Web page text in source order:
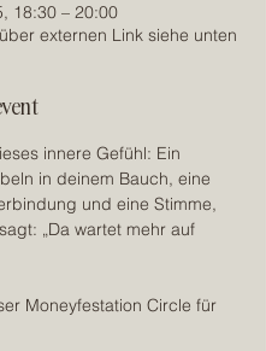
18:30 – 20:00
externen Link siehe unten
innere Gefühl: Ein
in deinem Bauch, eine
und eine Stimme,
„Da wartet mehr auf
Moneyfestation Circle für